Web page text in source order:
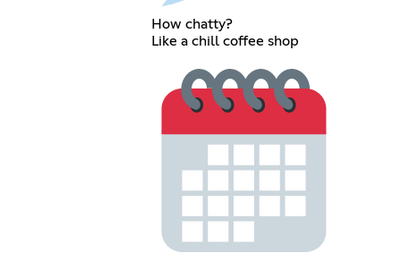
How chatty?
Like a chill coffee shop